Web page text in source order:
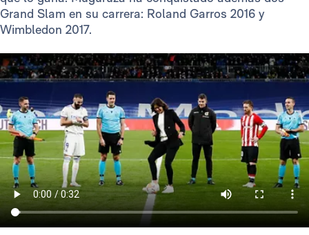
Grand Slam en su carrera: Roland Garros 2016 y
Wimbledon 2017.